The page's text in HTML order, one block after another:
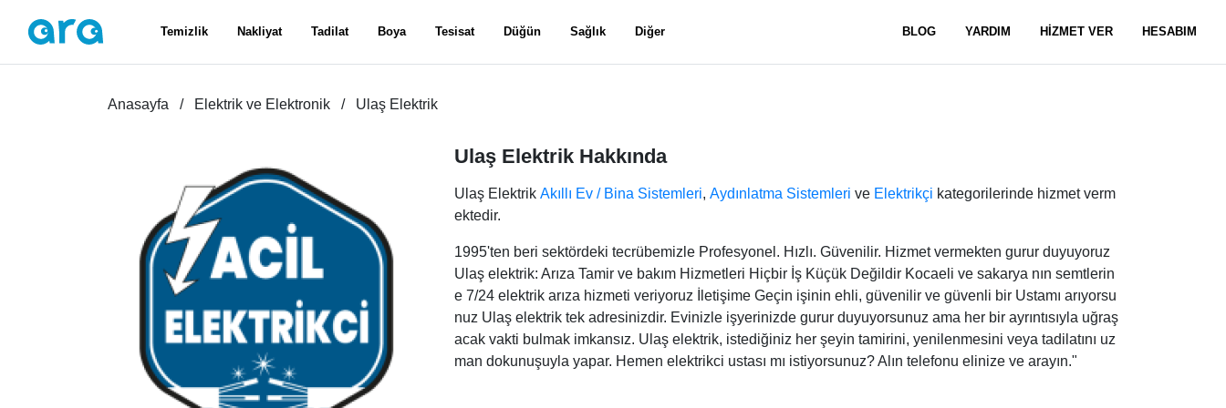
Temizlik Nakliyat Tadilat Boya Tesisat Düğün Sağlık Diğer BLOG YARDIM HİZMET VER HESABIM
Anasayfa Elektrik ve Elektronik Ulaş Elektrik
Ulaş Elektrik Hakkında
Ulaş Elektrik Akıllı Ev / Bina Sistemleri, Aydınlatma Sistemleri ve Elektrikçi kategorilerinde hizmet verm
ektedir.
1995'ten beri sektördeki tecrübemizle Profesyonel. Hızlı. Güvenilir. Hizmet vermekten gurur duyuyoruz
Ulaş elektrik: Arıza Tamir ve bakım Hizmetleri Hiçbir İş Küçük Değildir Kocaeli ve sakarya nın semtlerin
e 7/24 elektrik arıza hizmeti veriyoruz İletişime Geçin işinin ehli, güvenilir ve güvenli bir Ustamı arıyorsu
nuz Ulaş elektrik tek adresinizdir. Evinizle işyerinizde gurur duyuyorsunuz ama her bir ayrıntısıyla uğraş
acak vakti bulmak imkansız. Ulaş elektrik, istediğiniz her şeyin tamirini, yenilenmesini veya tadilatını uz
man dokunuşuyla yapar. Hemen elektrikci ustası mı istiyorsunuz? Alın telefonu elinize ve arayın."